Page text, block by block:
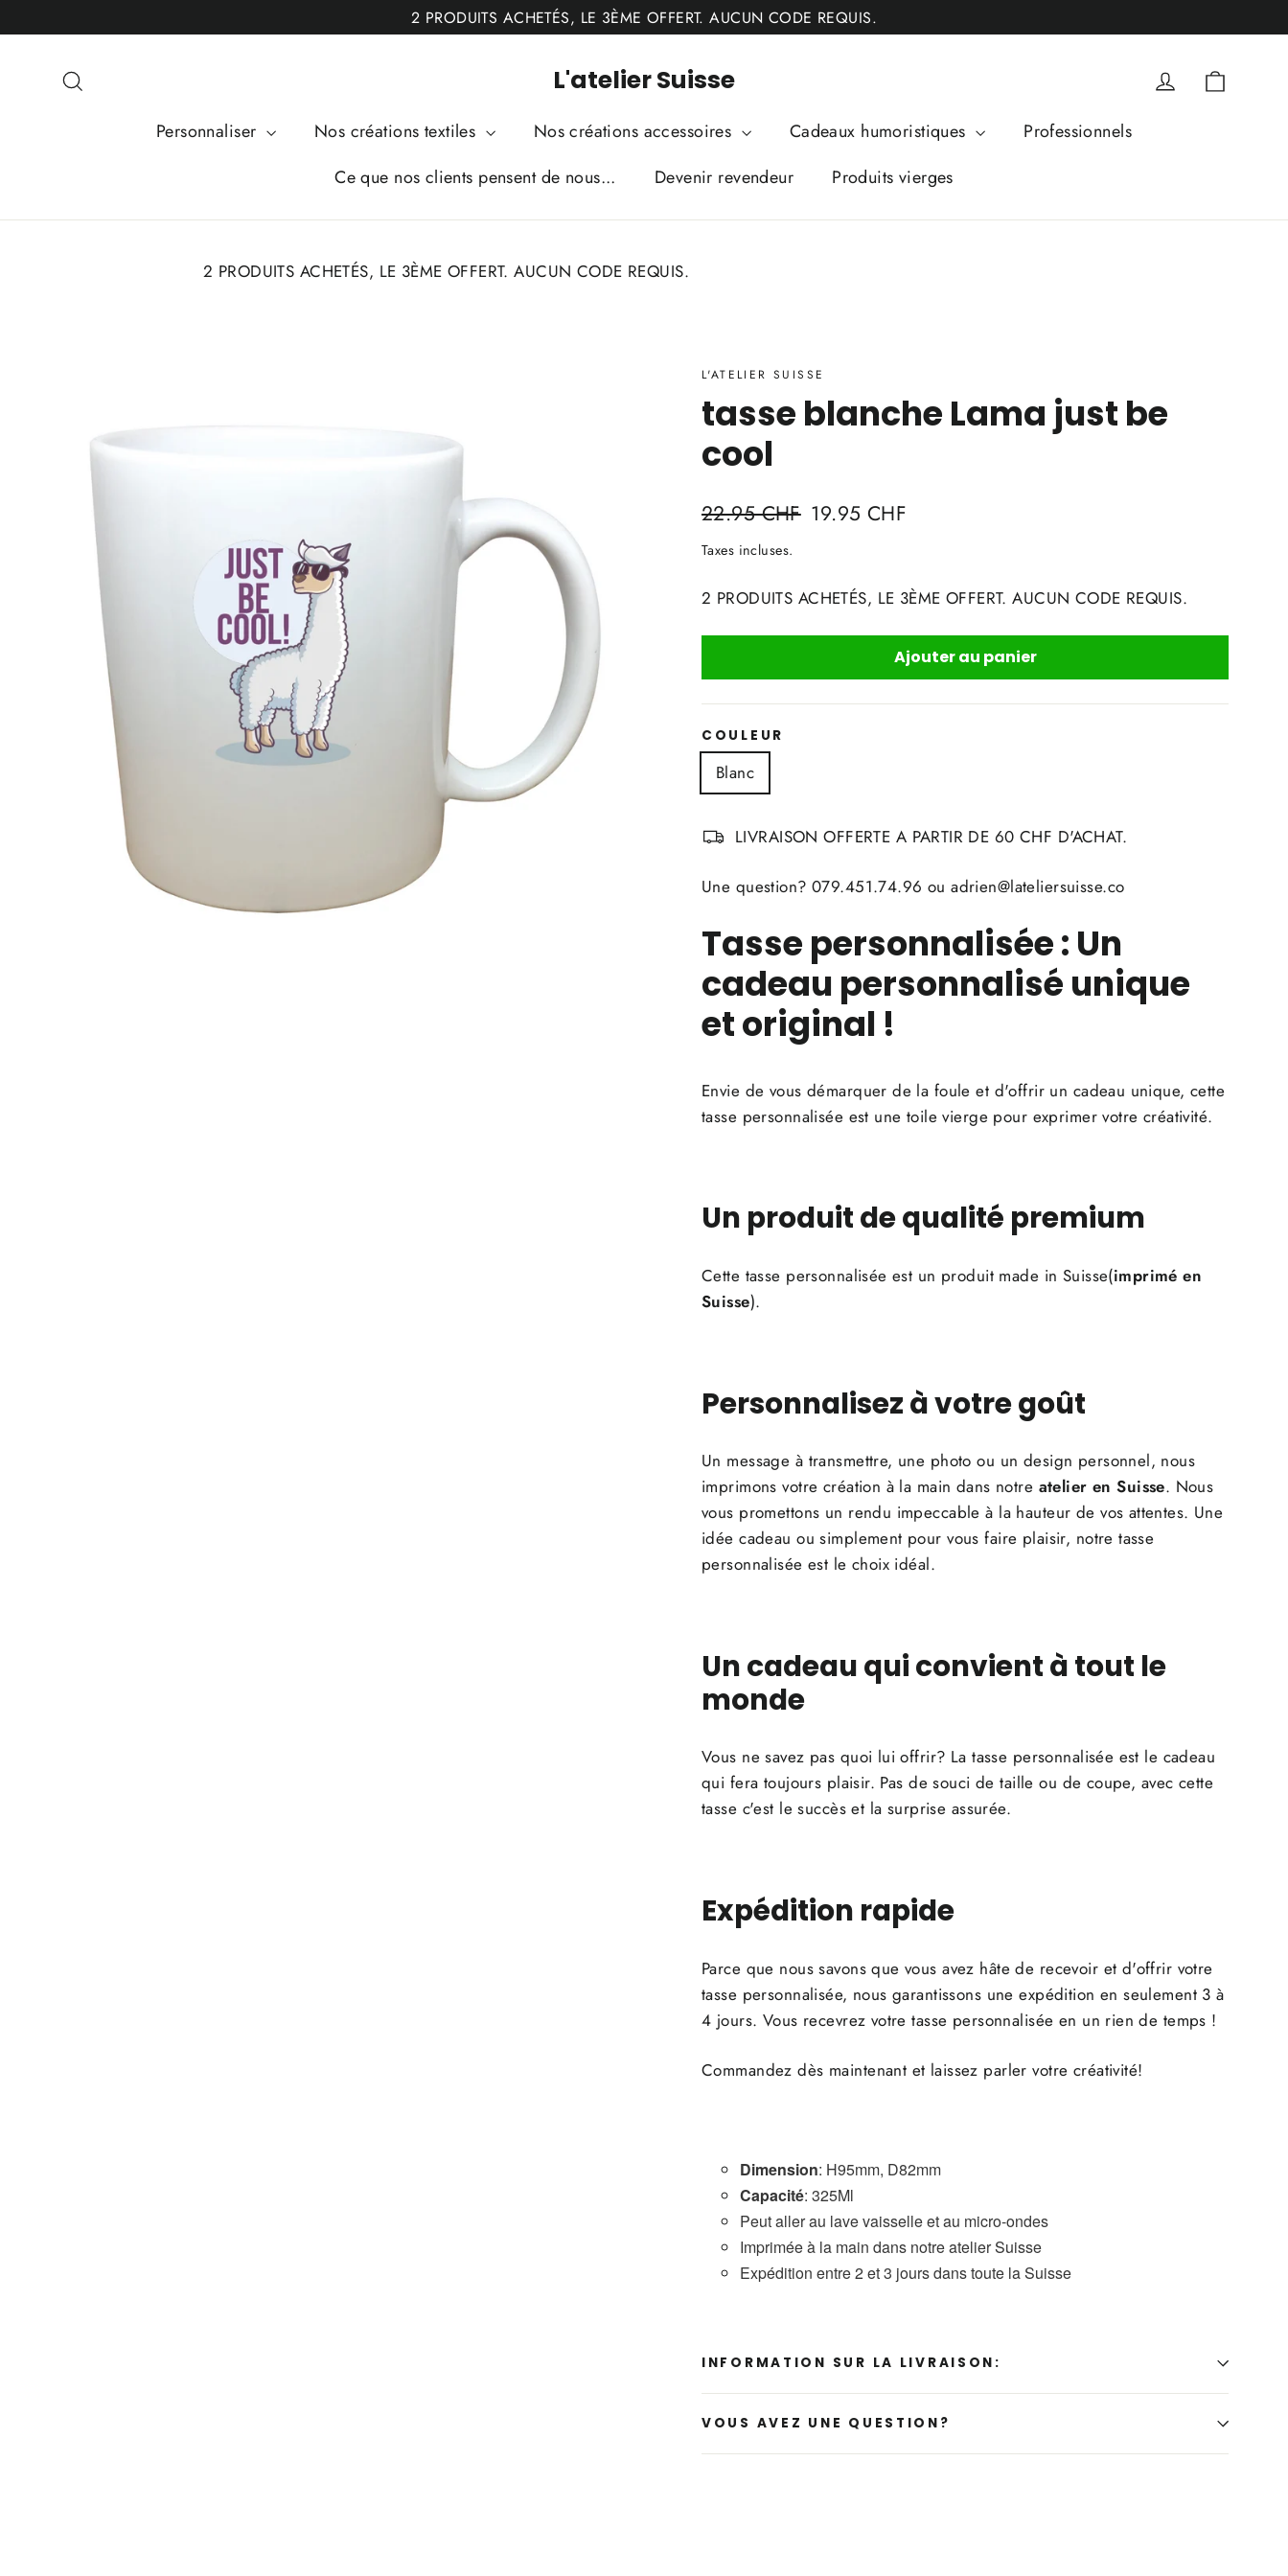
au
2 PRODUITS ACHETÉS, LE 3ÈME OFFERT. AUCUN CODE REQUIS.
L'atelier Suisse Se connecter
Personnaliser Nos créations textiles Nos créations accessoires Cadeaux humoristiques
Professionnels
Ce que nos clients pensent de nous...
Devenir revendeur Produits vierges
2 PRODUITS ACHETÉS, LE 3ÈME OFFERT. AUCUN CODE REQUIS.
L'ATELIER SUISSE
tasse blanche Lama just be
cool
Prix
22.95 CHF Prix
19.95 CHF
Taxes incluses.
2 PRODUITS ACHETÉS, LE 3ÈME OFFERT. AUCUN CODE REQUIS.
Ajouter au panier
COULEUR
Blanc
LIVRAISON OFFERTE A PARTIR DE 60 CHF D'ACHAT.
Une question? 079.451.74.96 ou adrien@lateliersuisse.co
Tasse personnalisée: Un
cadeau personnalisé unique
et original !
Envie de vous démarquer de la foule et d'offrir un cadeau unique, cette
tasse personnalisée est une toile vierge pour exprimer votre créativité.
Un produit de qualité premium
Cette tasse personnalisée est un produit made in Suisse(imprimé en
Suisse).
Personnalisez à votre goût
Un message à transmettre, une photo ou un design personnel, nous
imprimons votre création à la main dans notre atelier en Suisse. Nous
vous promettons un rendu impeccable à la hauteur de vos attentes. Une
idée cadeau ou simplement pour vous faire plaisir, notre tasse
personnalisée est le choix idéal.
Un cadeau qui convient à tout le
monde
Vous ne savez pas quoi lui offrir? La tasse personnalisée est le cadeau
qui fera toujours plaisir. Pas de souci de taille ou de coupe, avec cette
tasse c'est le succès et la surprise assurée.
Expédition rapide
Parce que nous savons que vous avez hâte de recevoir et d'offrir votre
tasse personnalisée, nous garantissons une expédition en seulement 3 à
4 jours. Vous recevrez votre tasse personnalisée en un rien de temps !
Commandez dès maintenant et laissez parler votre créativité!
Dimension: H95mm, D82mm
Capacité: 325Ml
Peut aller au lave vaisselle et au micro-ondes
Imprimée à la main dans notre atelier Suisse
Expédition entre 2 et 3 jours dans toute la Suisse
INFORMATION SUR LA LIVRAISON:
VOUS AVEZ UNE QUESTION?